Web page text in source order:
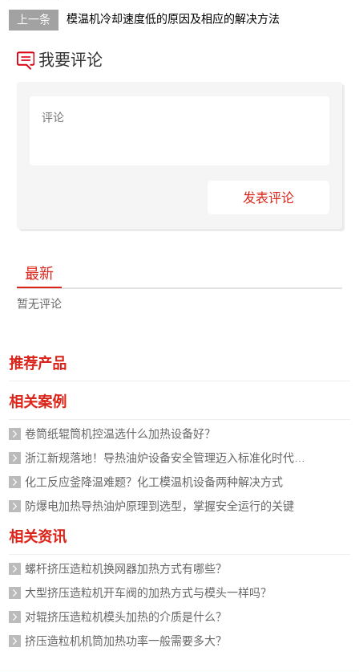
模温机冷却速度低的原因及相应的解决方法
我要评论
发表评论
最新
暂无评论
推荐产品
相关案例
卷筒纸辊筒机控温选什么加热设备好？
浙江新规落地！导热油炉设备安全管理迈入标准化时代，企业如何应对？
化工反应釜降温难题？化工模温机设备两种解决方式
防爆电加热导热油炉原理到选型，掌握安全运行的关键
相关资讯
螺杆挤压造粒机换网器加热方式有哪些？
大型挤压造粒机开车阀的加热方式与模头一样吗？
对辊挤压造粒机模头加热的介质是什么？
挤压造粒机机筒加热功率一般需要多大？